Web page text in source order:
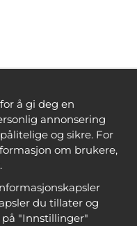
å gi deg en
annonsering
og sikre. For
om brukere,
du tillater og
på "Innstillinger"